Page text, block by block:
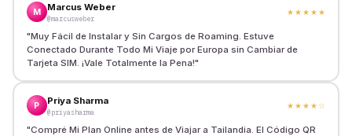
M Marcus Weber
@marcusweber
★★★★★
"Muy Fácil de Instalar y Sin Cargos de Roaming. Estuve
Conectado Durante Todo Mi Viaje por Europa sin Cambiar de
Tarjeta SIM. ¡Vale Totalmente la Pena!"
P Priya Sharma
@priyasharma
★★★★ ☆
"Compré Mi Plan Online antes de Viajar a Tailandia. El Código QR